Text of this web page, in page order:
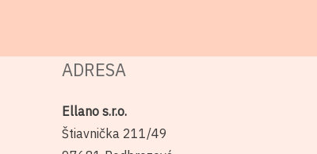
ADRESA
Ellano s.r.o.
Štiavnička 211/49